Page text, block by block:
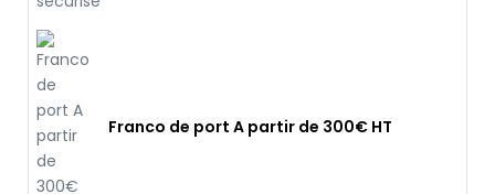
Franco de port A partir de 300€ HT